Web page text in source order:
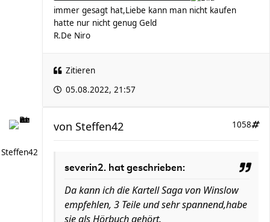
immer gesagt hat,Liebe kann man nicht kaufen
hatte nur nicht genug Geld
R.De Niro
Zitieren
05.08.2022, 21:57
Steffen42
1058
von Steffen42
severin2. hat geschrieben:
Da kann ich die Kartell Saga von Winslow
empfehlen, 3 Teile und sehr spannend,habe
sie als Hörbuch gehört.